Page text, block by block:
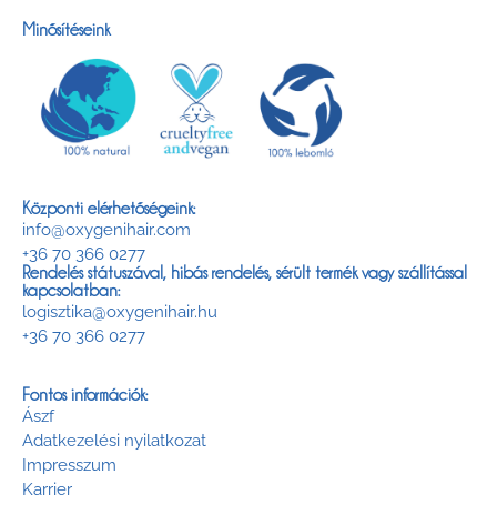
Minősítéseink
Központi elérhetőségeink:
info@oxygenihair.com
+36 70 366 0277
Rendelés státuszával, hibás rendelés, sérült termék vagy szállítással
kapcsolatban:
logisztika@oxygenihair.hu
+36 70 366 0277
Fontos információk:
Ászf
Adatkezelési nyilatkozat
Impresszum
Karrier